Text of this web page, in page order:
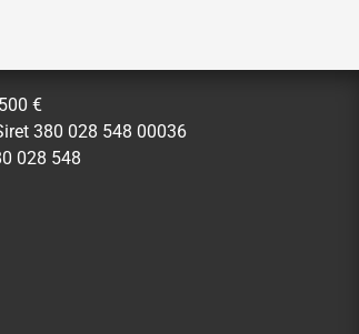
€
380 028 548 00036
028 548